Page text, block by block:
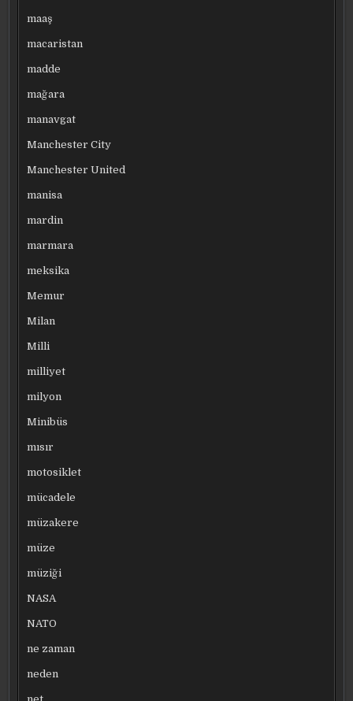
maaş
macaristan
madde
mağara
manavgat
Manchester City
Manchester United
manisa
mardin
marmara
meksika
Memur
Milan
Milli
milliyet
milyon
Minibüs
mısır
motosiklet
mücadele
müzakere
müze
müziği
NASA
NATO
ne zaman
neden